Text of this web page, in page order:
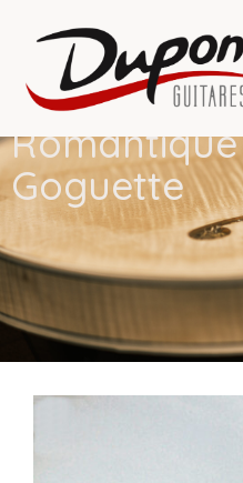
Romantique
Goguette